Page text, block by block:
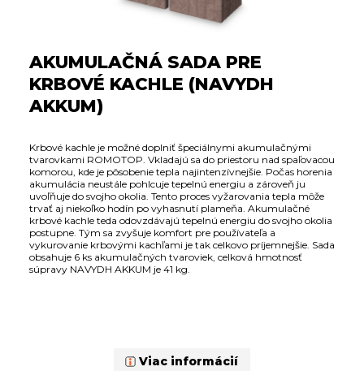
AKUMULAČNÁ SADA PRE
KRBOVÉ KACHLE (NAVYDH
AKKUM)
Krbové kachle je možné doplniť špeciálnymi akumulačnými
tvarovkami ROMOTOP. Vkladajú sa do priestoru nad spaľovacou
komorou, kde je pôsobenie tepla najintenzívnejšie. Počas horenia
akumulácia neustále pohlcuje tepelnú energiu a zároveň ju
uvoľňuje do svojho okolia. Tento proces vyžarovania tepla môže
trvať aj niekoľko hodín po vyhasnutí plameňa. Akumulačné
krbové kachle teda odovzdávajú tepelnú energiu do svojho okolia
postupne. Tým sa zvyšuje komfort pre používateľa a
vykurovanie krbovými kachľami je tak celkovo príjemnejšie. Sada
obsahuje 6 ks akumulačných tvaroviek, celková hmotnosť
súpravy NAVYDH AKKUM je 41 kg.
Viac informácií